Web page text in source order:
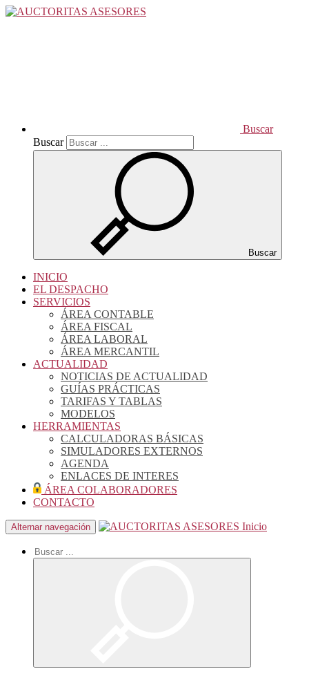
Buscar
Buscar
Buscar
INICIO
EL DESPACHO
SERVICIOS
ÁREA CONTABLE
ÁREA FISCAL
ÁREA LABORAL
ÁREA MERCANTIL
ACTUALIDAD
NOTICIAS DE ACTUALIDAD
GUÍAS PRÁCTICAS
TARIFAS Y TABLAS
MODELOS
HERRAMIENTAS
CALCULADORAS BÁSICAS
SIMULADORES EXTERNOS
AGENDA
ENLACES DE INTERES
ÁREA COLABORADORES
CONTACTO
Alternar navegación Inicio